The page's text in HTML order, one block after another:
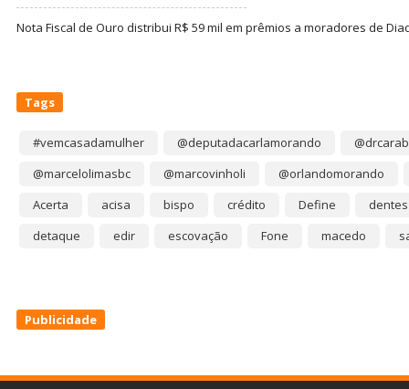
Nota Fiscal de Ouro distribui R$ 59 mil em prêmios a moradores de
Tags
#vemcasadamulher @deputadacarlamorando
@marcelolimasbc
@marcovinholi
@orlandomorando
Acerta
acisa bispo crédito Define
dentes
detaque
edir escovação Fone macedo
Publicidade